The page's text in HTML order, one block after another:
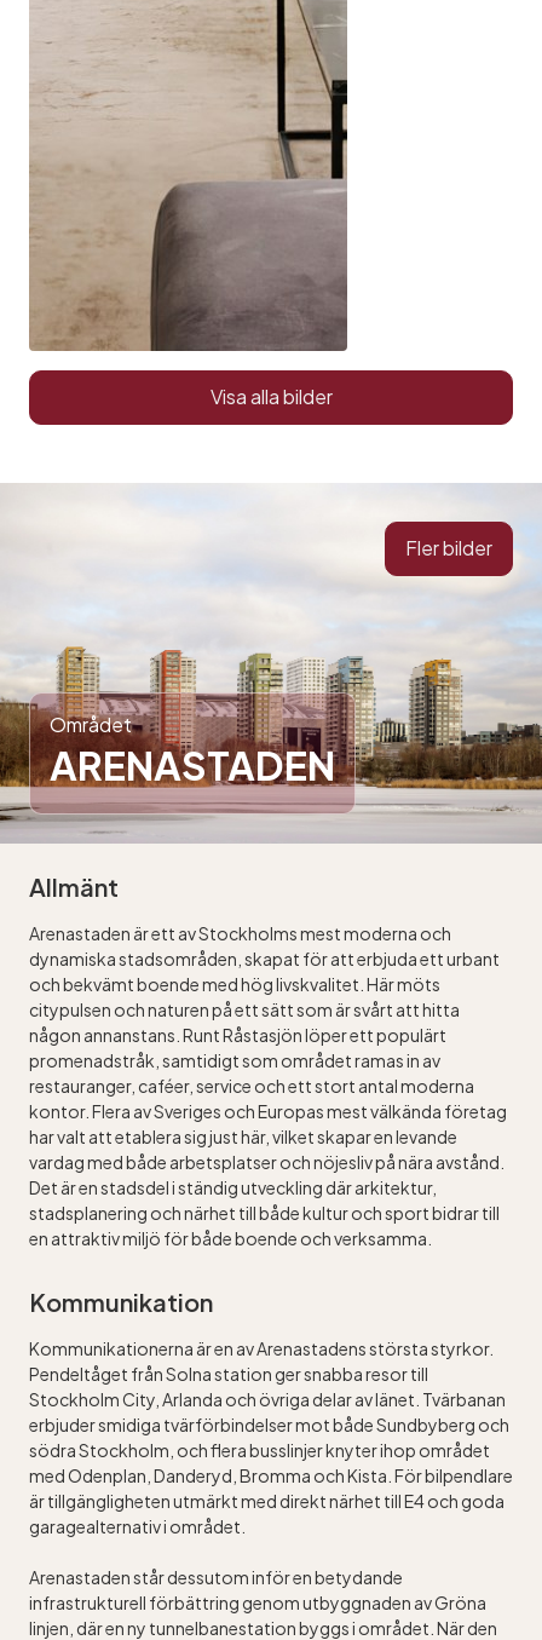
Visa alla bilder
Området
ARENASTADEN
Fler bilder
Allmänt
Arenastaden är ett av Stockholms mest moderna och
dynamiska stadsområden, skapat för att erbjuda ett urbant
och bekvämt boende med hög livskvalitet. Här möts
citypulsen och naturen på ett sätt som är svårt att hitta
någon annanstans. Runt Råstasjön löper ett populärt
promenadstråk, samtidigt som området ramas in av
restauranger, caféer, service och ett stort antal moderna
kontor. Flera av Sveriges och Europas mest välkända företag
har valt att etablera sig just här, vilket skapar en levande
vardag med både arbetsplatser och nöjesliv på nära avstånd.
Det är en stadsdel i ständig utveckling där arkitektur,
stadsplanering och närhet till både kultur och sport bidrar till
en attraktiv miljö för både boende och verksamma.
Kommunikation
Kommunikationerna är en av Arenastadens största styrkor.
Pendeltåget från Solna station ger snabba resor till
Stockholm City, Arlanda och övriga delar av länet. Tvärbanan
erbjuder smidiga tvärförbindelser mot både Sundbyberg och
södra Stockholm, och flera busslinjer knyter ihop området
med Odenplan, Danderyd, Bromma och Kista. För bilpendlare
är tillgängligheten utmärkt med direkt närhet till E4 och goda
garagealternativ i området.
Arenastaden står dessutom inför en betydande
infrastrukturell förbättring genom utbyggnaden av Gröna
linjen, där en ny tunnelbanestation byggs i området. När den